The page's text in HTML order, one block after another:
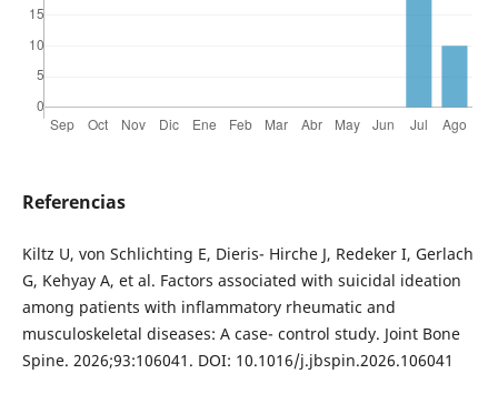
Referencias
Kiltz U, von Schlichting E, Dieris- Hirche J, Redeker I, Gerlach
G, Kehyay A, et al. Factors associated with suicidal ideation
among patients with inflammatory rheumatic and
musculoskeletal diseases: A case- control study. Joint Bone
Spine. 2026;93:106041. DOI: 10.1016/j.jbspin.2026.106041